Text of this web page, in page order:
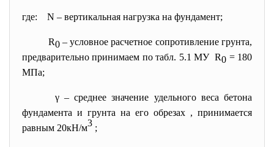
где: N – вертикальная нагрузка на фундамент;
R0– условное расчетное сопротивление грунта,
предварительно принимаем по табл. 5.1 МУ R0 = 180
МПа;
γ – среднее значение удельного веса бетона
фундамента и грунта на его обрезах , принимается
равным 20кН/м3 ;